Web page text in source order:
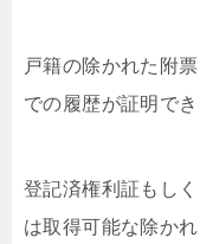
戸籍の除かれた附
での履歴が証明で
登記済権利証もし
は取得可能な除か